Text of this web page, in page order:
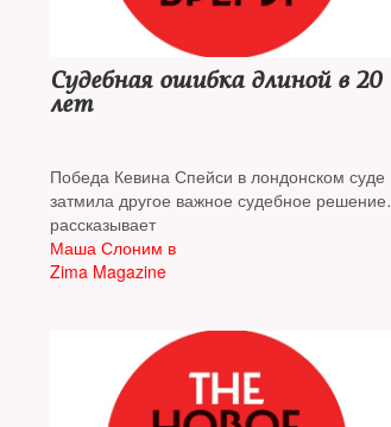
Судебная ошибка длиной в 20
лет
Победа Кевина Спейси в лондонском суде
затмила другое важное судебное решение,
принятое в городе в те же дни.
Апелляционный суд признал Эндрю
Малкинсона, охранника одного из торговых
изнасиловании. Подробнее об этом случае
рассказывает
Маша Слоним в
Zima Magazine